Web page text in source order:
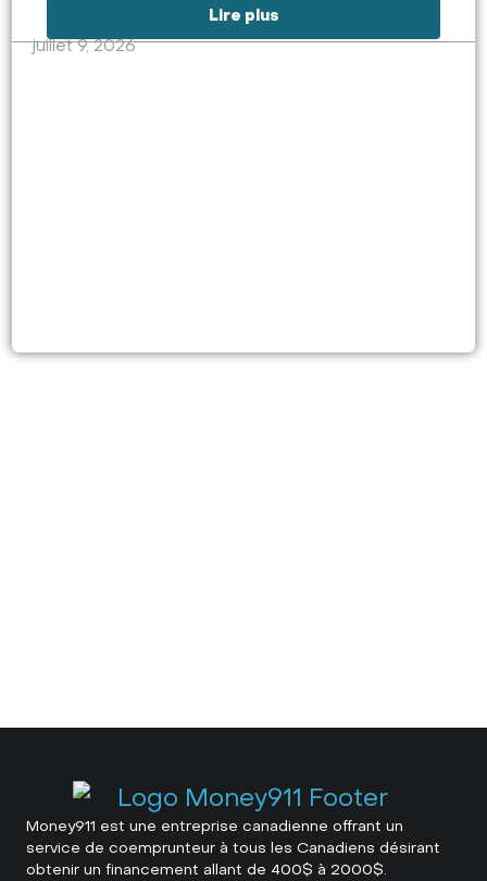
Lire plus
juillet 9, 2026
Money911 est une entreprise canadienne offrant un
service de coemprunteur à tous les Canadiens désirant
obtenir un financement allant de 400$ à 2000$.